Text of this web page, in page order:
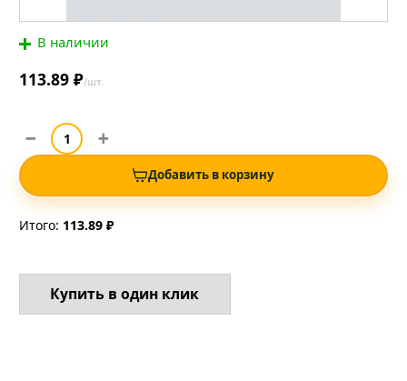
В наличии
113.89 ₽/шт.
Добавить в корзину
Итого: 113.89 ₽
Купить в один клик